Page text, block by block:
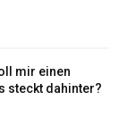
mir einen
steckt dahinter?